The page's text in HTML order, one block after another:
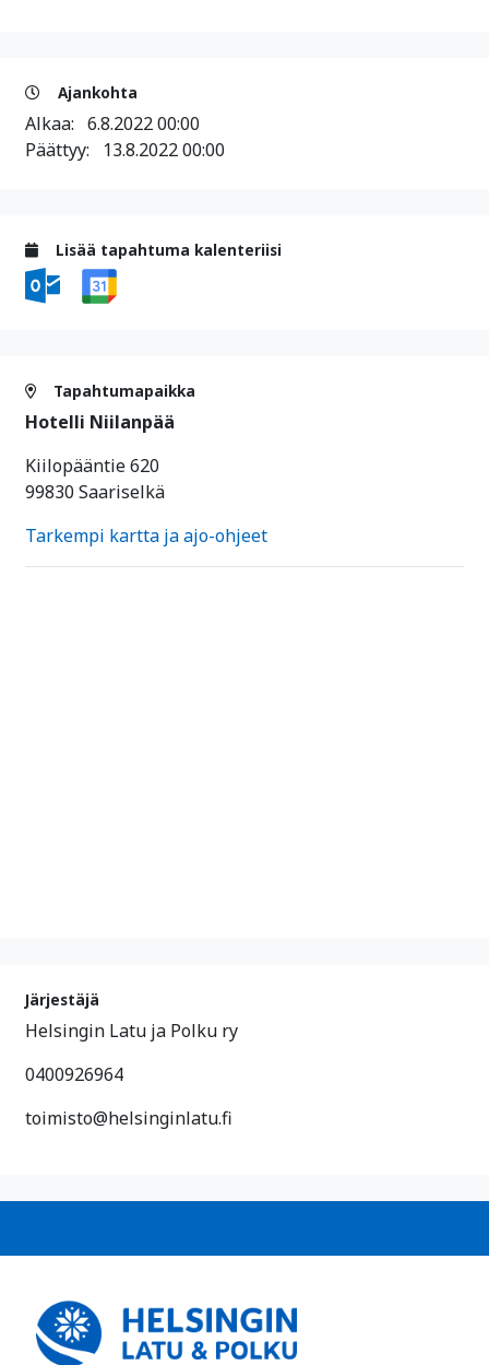
Ajankohta
Alkaa: 6.8.2022 00:00
Päättyy: 13.8.2022 00:00
Lisää tapahtuma kalenteriisi
Tapahtumapaikka
Hotelli Niilanpää
Kiilopääntie 620
99830 Saariselkä
Tarkempi kartta ja ajo-ohjeet
Järjestäjä
Helsingin Latu ja Polku ry
0400926964
toimisto@helsinginlatu.fi